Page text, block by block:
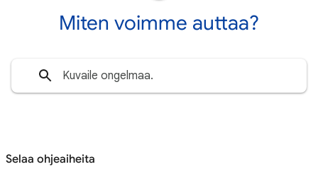
Miten voimme auttaa?
Selaa ohjeaiheita